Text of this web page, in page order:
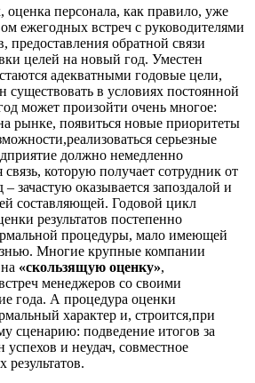
персонала, как правило, уже
ежегодных встреч с руководителями
предоставления обратной связи
целей на новый год. Уместен
адекватными годовые цели,
существовать в условиях постоянной
может произойти очень многое:
рынке, появиться новые приоритеты
серьезные
должно немедленно
связь, которую получает сотрудник от
– зачастую оказывается запоздалой и
составляющей. Годовой цикл
результатов постепенно
процедуры, мало имеющей
Многие крупные компании
«скользящую оценку»,
менеджеров со своими
года. А процедура оценки
характер и, строится,при
сценарию: подведение итогов за
и неудач, совместное